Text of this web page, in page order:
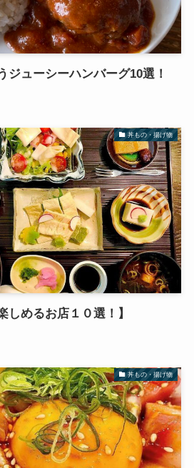
ジューシーハンバーグ10選！
丼もの・揚げ物
しめるお店１０選！】
丼もの・揚げ物